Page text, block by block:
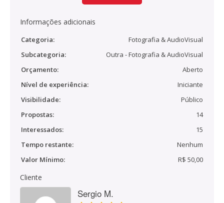
Informações adicionais
Categoria:
Fotografia & AudioVisual
Subcategoria:
Outra - Fotografia & AudioVisual
Orçamento:
Aberto
Nível de experiência:
Iniciante
Visibilidade:
Público
Propostas:
14
Interessados:
15
Tempo restante:
Nenhum
Valor Mínimo:
R$ 50,00
Cliente
Sergio M.